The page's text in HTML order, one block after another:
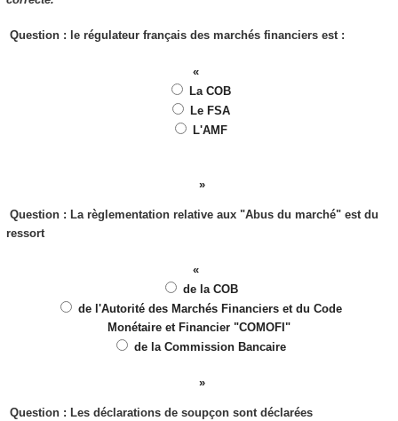
Question : le régulateur français des marchés financiers est :
La COB
Le FSA
L'AMF
Question : La règlementation relative aux "Abus du marché" est du
ressort
de la COB
de l'Autorité des Marchés Financiers et du Code
Monétaire et Financier "COMOFI"
de la Commission Bancaire
Question : Les déclarations de soupçon sont déclarées